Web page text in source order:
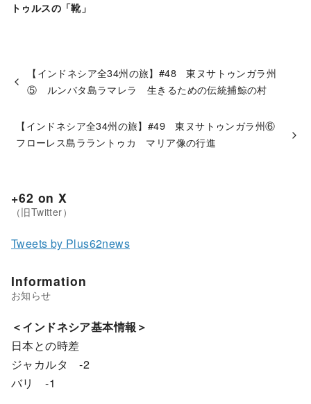
トゥルスの「靴」
【インドネシア全34州の旅】#48 東ヌサトゥンガラ州
⑤ ルンバタ島ラマレラ 生きるための伝統捕鯨の村
【インドネシア全34州の旅】#49 東ヌサトゥンガラ州⑥
フローレス島ララントゥカ マリア像の行進
+62 on X
Tweets by Plus62news
Information
＜インドネシア基本情報＞
日本との時差
ジャカルタ -2
バリ -1